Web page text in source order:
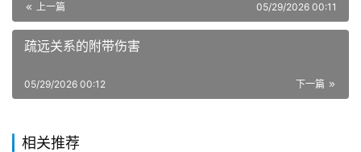
上一篇 05/29/2026 00:11
疏远关系的附带伤害
下一篇
05/29/2026 00:12
相关推荐